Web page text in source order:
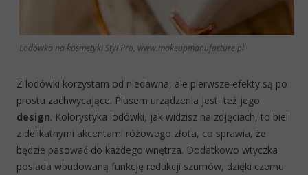
Lodówka na kosmetyki Styl Pro, www.makeupmanufacture.pl
Z lodówki korzystam od niedawna, ale pierwsze efekty są po
prostu zachwycające. Plusem urządzenia jest też jego
design. Kolorystyka lodówki, jak widzisz na zdjęciach, to biel
z delikatnymi akcentami różowego złota, co sprawia, że
będzie pasować do każdego wnętrza. Dodatkowo wtyczka
posiada wbudowaną funkcję redukcji szumów, dzięki czemu